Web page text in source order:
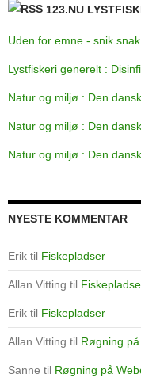
123.NU
Uden for emne - snik snak
Lystfiskeri generelt :
Natur og miljø : Den
Natur og miljø : Den
Natur og miljø : Den
NYESTE KOMMENTAR
Erik til Fiskepladser
Allan Vitting til
Erik til Fiskepladser
Allan Vitting til Røgning
Sanne til Røgning på